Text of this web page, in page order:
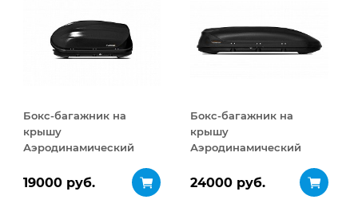
Бокс-багажник на
крышу
Аэродинамический
ДВУСТОРОННЕЕ
19000 руб.
Бокс-багажник на
крышу
Аэродинамический
24000 руб.